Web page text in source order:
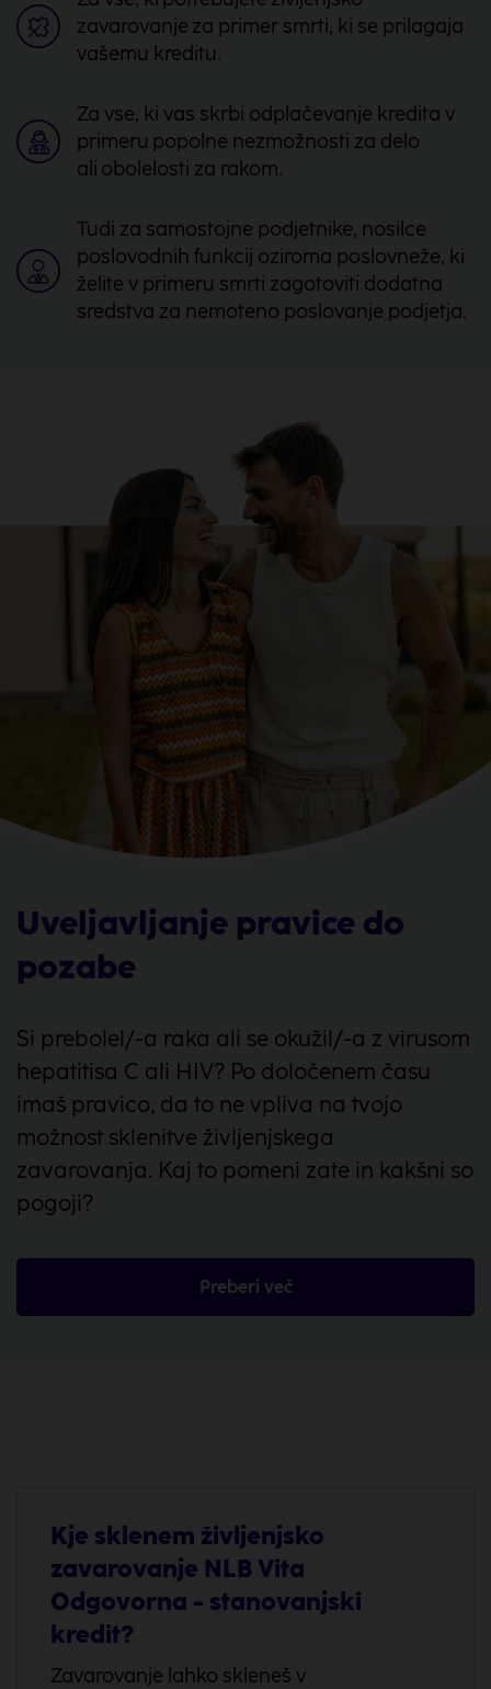
zavarovanje za primer smrti, ki se prilagaja
vašemu kreditu.
Za vse, ki vas skrbi odplačevanje kredita v
primeru popolne nezmožnosti za delo
ali obolelosti za rakom.
Tudi za samostojne podjetnike, nosilce
poslovodnih funkcij oziroma poslovneže, ki
želite v primeru smrti zagotoviti dodatna
sredstva za nemoteno poslovanje podjetja.
Uveljavljanje pravice do
pozabe
Si prebolel/-a raka ali se okužil/-a z virusom
hepatitisa C ali HIV? Po določenem času
imaš pravico, da to ne vpliva na tvojo
možnost sklenitve življenjskega
zavarovanja. Kaj to pomeni zate in kakšni so
pogoji?
Preberi več
Kje sklenem življenjsko
zavarovanje NLB Vita
Odgovorna - stanovanjski
kredit?
Zavarovanje lahko skleneš v